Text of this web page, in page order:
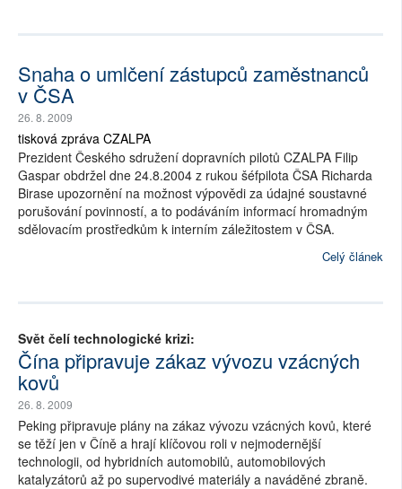
Snaha o umlčení zástupců zaměstnanců
v ČSA
26. 8. 2009
tisková zpráva CZALPA
Prezident Českého sdružení dopravních pilotů CZALPA Filip
Gaspar obdržel dne 24.8.2004 z rukou šéfpilota ČSA Richarda
Birase upozornění na možnost výpovědi za údajné soustavné
porušování povinností, a to podáváním informací hromadným
sdělovacím prostředkům k interním záležitostem v ČSA.
Celý článek
Svět čelí technologické krizi:
Čína připravuje zákaz vývozu vzácných
kovů
26. 8. 2009
Peking připravuje plány na zákaz vývozu vzácných kovů, které
se těží jen v Číně a hrají klíčovou roli v nejmodernější
technologii, od hybridních automobilů, automobilových
katalyzátorů až po supervodivé materiály a naváděné zbraně.